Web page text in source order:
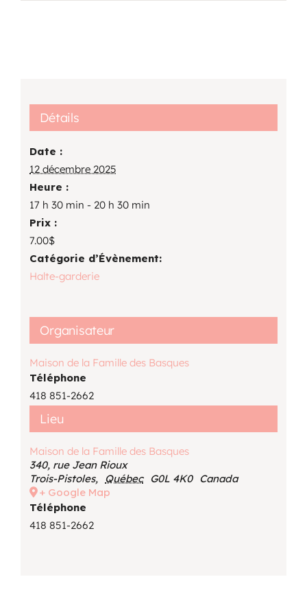
Détails
Date :
12 décembre 2025
Heure :
17 h 30 min - 20 h 30 min
Prix :
7.00$
Catégorie d’Évènement:
Halte-garderie
Lieu
Maison de la Famille des Basques
340, rue Jean Rioux
Trois-Pistoles, Québec G0L 4K0 Canada
+ Google Map
Téléphone
418 851-2662
Organisateur
Maison de la Famille des Basques
Téléphone
418 851-2662